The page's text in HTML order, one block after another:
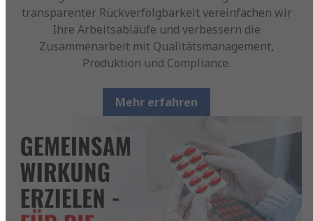
transparenter Rückverfolgbarkeit vereinfachen wir
Ihre Arbeitsabläufe und verbessern die
Zusammenarbeit mit Qualitätsmanagement,
Produktion und Compliance.
Mehr erfahren